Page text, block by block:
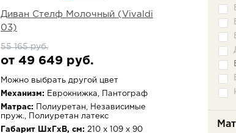
Диван Стелф Молочный (Vivaldi
03)
55 165 руб.
от 49 649 руб.
Можно выбрать другой цвет
Механизм: Еврокнижка, Пантограф
Матрас: Полиуретан, Независимые
пруж., Полиуретан латекс
Габарит ШхГхВ, см: 210 х 109 х 90